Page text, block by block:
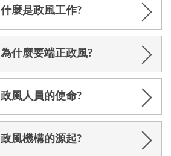
什麼是政風工作?
為什麼要端正政風?
政風人員的使命?
政風機構的源起?